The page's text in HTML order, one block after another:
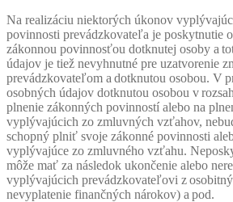
Na realizáciu niektorých úkonov
povinnosti prevádzkovateľa je poskytnutie
zákonnou povinnosťou dotknutej osoby a
údajov je tiež nevyhnutné pre uzatvorenie
prevádzkovateľom a dotknutou osobou. V
osobných údajov dotknutou osobou v
plnenie zákonných povinností alebo na
vyplývajúcich zo zmluvných vzťahov,
schopný plniť svoje zákonné povinnosti
vyplývajúce zo zmluvného vzťahu.
môže mať za následok ukončenie alebo
vyplývajúcich prevádzkovateľovi z
nevyplatenie finančných nárokov) a pod.